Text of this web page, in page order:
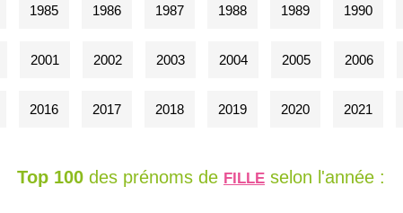
1985 1986 1987 1988 1989 1990
2001 2002 2003 2004 2005 2006
2016 2017 2018 2019 2020 2021
Top 100 des prénoms de FILLE selon l'année :